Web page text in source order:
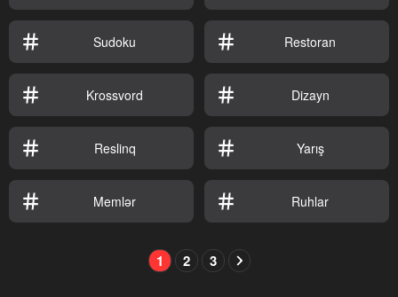
Sudoku Restoran
Krossvord Dizayn
Reslinq Yarış
Memlər Ruhlar
1 2 3